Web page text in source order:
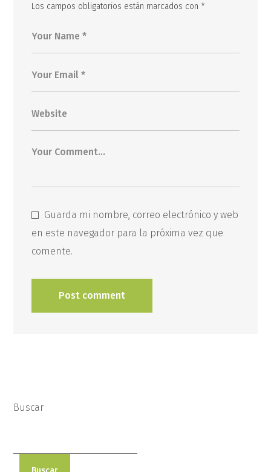
Los campos obligatorios están marcados con *
Guarda mi nombre, correo electrónico y web
en este navegador para la próxima vez que
comente.
Buscar